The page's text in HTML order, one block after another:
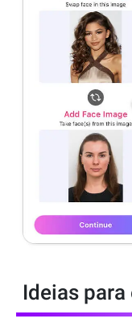
Ideias